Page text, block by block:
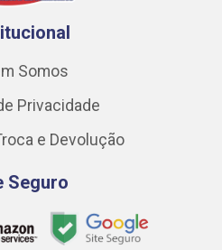
Somos
Privacidade
e Devolução
Seguro